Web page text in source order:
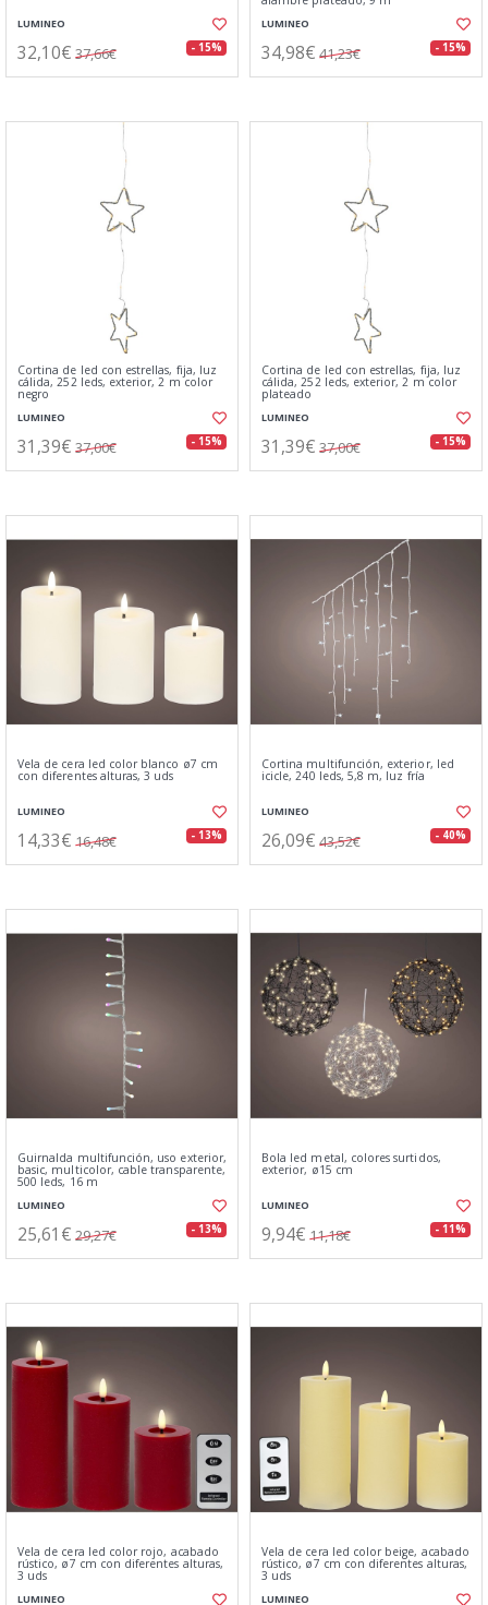
LUMINEO
32,10€ 37,66€ - 15%
LUMINEO
34,98€ 41,23€ - 15%
Cortina de led con estrellas, fija, luz
cálida, 252 leds, exterior, 2 m color
negro
LUMINEO
31,39€ 37,00€ - 15%
Cortina de led con estrellas, fija, luz
cálida, 252 leds, exterior, 2 m color
plateado
LUMINEO
31,39€ 37,00€ - 15%
Vela de cera led color blanco ø7 cm
con diferentes alturas, 3 uds
LUMINEO
14,33€ 16,48€ - 13%
Cortina multifunción, exterior, led
icicle, 240 leds, 5,8 m, luz fría
LUMINEO
26,09€ 43,52€ - 40%
Guirnalda multifunción, uso exterior,
basic, multicolor, cable transparente,
500 leds, 16 m
LUMINEO
25,61€ 29,27€ - 13%
Bola led metal, colores surtidos,
exterior, ø15 cm
LUMINEO
9,94€ 11,18€ - 11%
Vela de cera led color rojo, acabado
rústico, ø7 cm con diferentes alturas,
3 uds
LUMINEO
Vela de cera led color beige, acabado
rústico, ø7 cm con diferentes alturas,
3 uds
LUMINEO